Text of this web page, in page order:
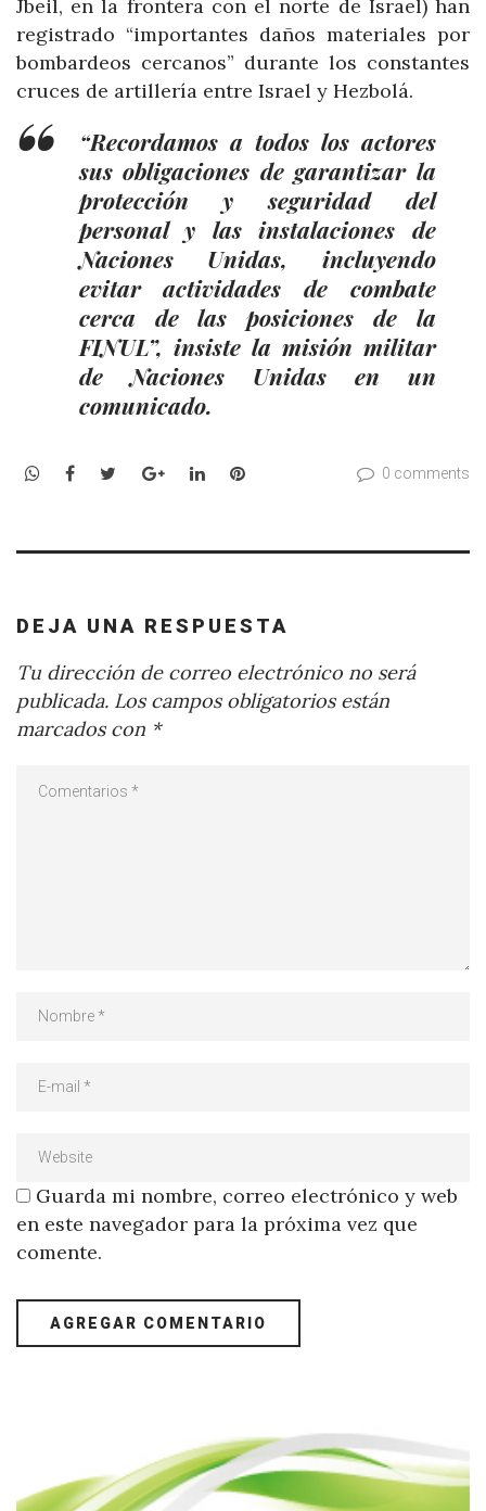
Jbeil, en la frontera con el norte de Israel) han
registrado “importantes daños materiales por
bombardeos cercanos” durante los constantes
cruces de artillería entre Israel y Hezbolá.
“Recordamos a todos los actores
sus obligaciones de garantizar la
protección y seguridad del
personal y las instalaciones de
Naciones Unidas, incluyendo
evitar actividades de combate
cerca de las posiciones de la
FINUL”, insiste la misión militar
de Naciones Unidas en un
comunicado.
WhatsApp
Facebook
TwitterGoogle+LinkedInPinterest 0 comments
DEJA UNA RESPUESTA
Tu dirección de correo electrónico no será
publicada. Los campos obligatorios están
marcados con *
Guarda mi nombre, correo electrónico y web
en este navegador para la próxima vez que
comente.